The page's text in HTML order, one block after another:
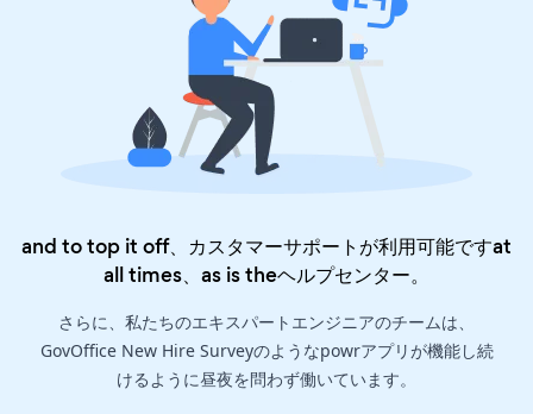
and to top it off、カスタマーサポートが利用可能ですat
all times、as is theヘルプセンター。
さらに、私たちのエキスパートエンジニアのチームは、
GovOffice New Hire Surveyのようなpowrアプリが機能し続
けるように昼夜を問わず働いています。